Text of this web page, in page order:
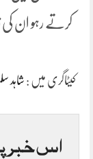
کرتے رہو ان کی
کیٹاگری میں : شاہد
اس خبر